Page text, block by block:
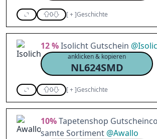
0 [+]Geschichte
12 %Isolicht Gutschein @
anklicken & kopieren
NL624SMD
0 [+]Geschichte
10%Tapetenshop
samte Sortiment @Awallo